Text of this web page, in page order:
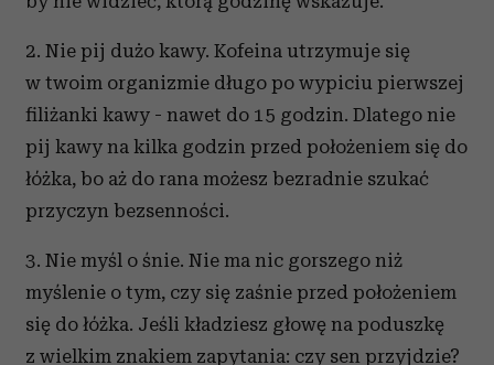
2. Nie pij dużo kawy. Kofeina utrzymuje się
w twoim organizmie długo po wypiciu pierwszej
filiżanki kawy - nawet do 15 godzin. Dlatego nie
pij kawy na kilka godzin przed położeniem się do
łóżka, bo aż do rana możesz bezradnie szukać
przyczyn bezsenności.
3. Nie myśl o śnie. Nie ma nic gorszego niż
myślenie o tym, czy się zaśnie przed położeniem
się do łóżka. Jeśli kładziesz głowę na poduszkę
z wielkim znakiem zapytania: czy sen przyjdzie?